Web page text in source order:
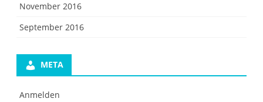
November 2016
September 2016
META
Anmelden